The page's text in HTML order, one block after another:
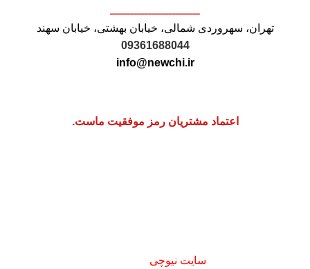
ــــــــــــــــــــــــــ
تهران، سهروردی شمالی، خیابان بهشتی، خیابان سهند
09361688044
info@newchi.ir
اعتماد مشتریان رمز موفقیت ماست.
سایت نیوچی